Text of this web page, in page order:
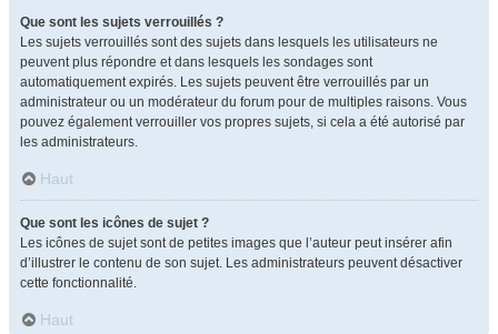
Que sont les sujets verrouillés ?
Les sujets verrouillés sont des sujets dans lesquels les utilisateurs ne
peuvent plus répondre et dans lesquels les sondages sont
automatiquement expirés. Les sujets peuvent être verrouillés par un
administrateur ou un modérateur du forum pour de multiples raisons. Vous
pouvez également verrouiller vos propres sujets, si cela a été autorisé par
les administrateurs.
Haut
Que sont les icônes de sujet ?
Les icônes de sujet sont de petites images que l’auteur peut insérer afin
d’illustrer le contenu de son sujet. Les administrateurs peuvent désactiver
cette fonctionnalité.
Haut